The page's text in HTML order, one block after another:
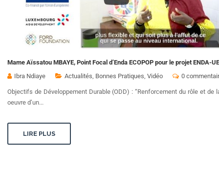
Mame Aïssatou MBAYE, Point Focal d’Enda ECOPOP pour le projet ENDA-
Ibra Ndiaye
Actualités, Bonnes Pratiques, Vidéo 0
Objectifs de Développement Durable (ODD) : “Renforcement du rôle et
oeuvre d’un...
LIRE PLUS